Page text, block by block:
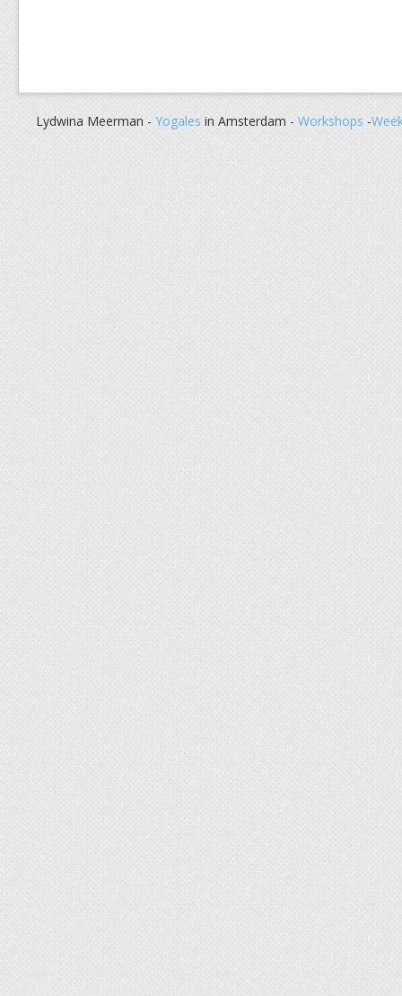
Lydwina Meerman - Yogales in Amsterdam - Workshops -